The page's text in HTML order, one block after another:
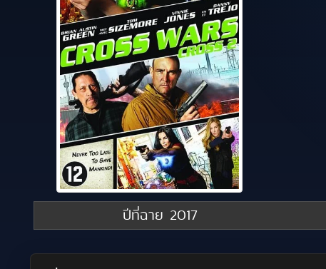
ปีที่ฉาย 2017